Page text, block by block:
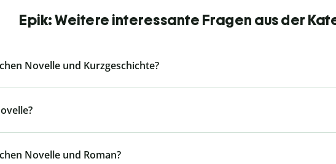
Epik: Weitere interessante Fragen aus der
Novelle und Kurzgeschichte?
Novelle und Roman?